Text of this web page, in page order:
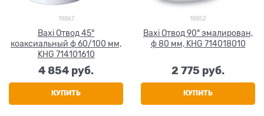
18867
Baxi Отвод 45°
коаксиальный ф 60/100 мм,
KHG 714101610
4 854 руб.
КУПИТЬ
18852
Baxi Отвод 90° эмалирован,
ф 80 мм, KHG 714018010
2 775 руб.
КУПИТЬ